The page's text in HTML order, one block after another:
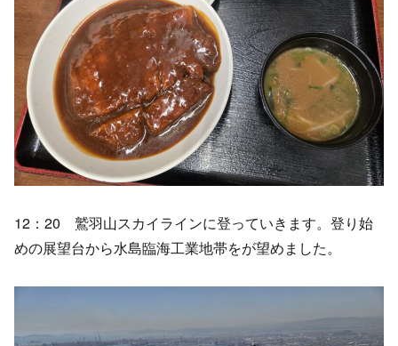
12：20 鷲羽山スカイラインに登っていきます。登り始
めの展望台から水島臨海工業地帯をが望めました。